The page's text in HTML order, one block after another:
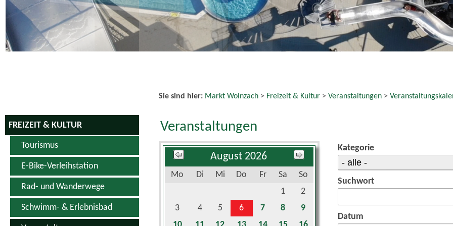
FREIZEIT & KULTUR
Tourismus
E-Bike-Verleihstation
Rad- und Wanderwege
Schwimm- & Erlebnisbad
Sie sind hier: Markt Wolnzach> Freizeit & Kultur> Veranstaltungen>
Veranstaltungen
August 2026
Mo Di Mi Do Fr Sa
So
1
2
3
4 5 6 7 8
9
Kategorie
Suchwort
Datum